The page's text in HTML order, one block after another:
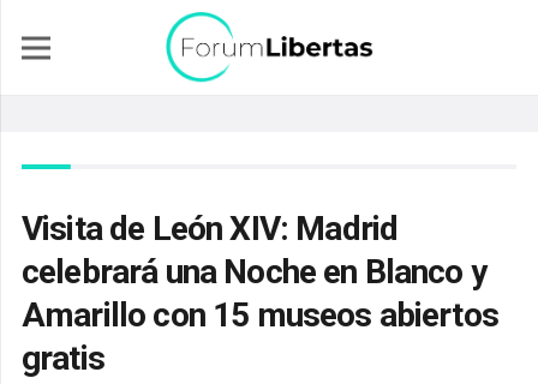
Visita de León XIV: Madrid
celebrará una Noche en Blanco y
Amarillo con 15 museos abiertos
gratis